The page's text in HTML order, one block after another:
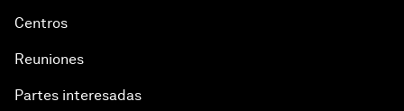
Centros
Reuniones
Partes interesadas